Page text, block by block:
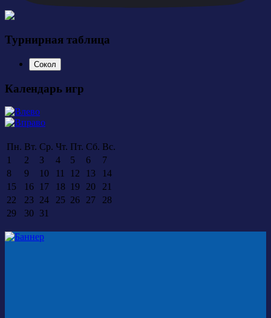
Турнирная таблица
Сокол
Календарь игр
Пн. Вт. Ср. Чт. Пт. Сб. Вс.
1
2 3 4 5 6
7
8
9 10 11 12 13
14
15
16 17 18 19 20
21
22
23 24 25 26 27
28
29
30 31